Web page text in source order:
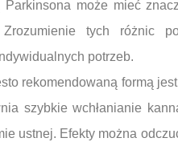
może mieć
Zrozumienie tych różnic
potrzeb.
rekomendowaną formą
szybkie wchłanianie
ustnej. Efekty można